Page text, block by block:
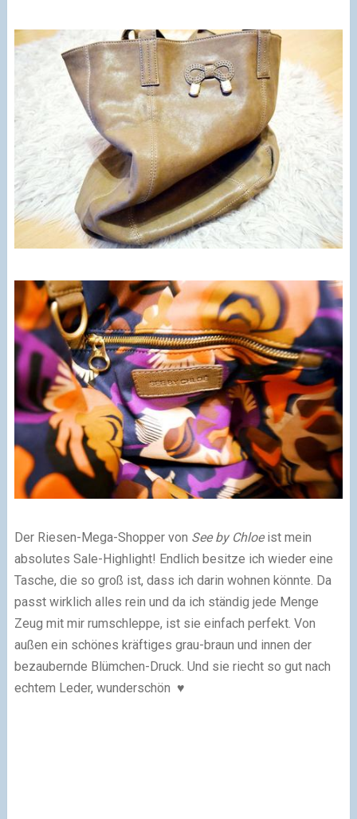
Der Riesen-Mega-Shopper von See by Chloeist mein
absolutes Sale-Highlight! Endlich besitze ich wieder eine
Tasche, die so groß ist, dass ich darin wohnen könnte. Da
passt wirklich alles rein und da ich ständig jede Menge
Zeug mit mir rumschleppe, ist sie einfach perfekt. Von
außen ein schönes kräftiges grau-braun und innen der
bezaubernde Blümchen-Druck. Und sie riecht so gut nach
echtem Leder, wunderschön ♥